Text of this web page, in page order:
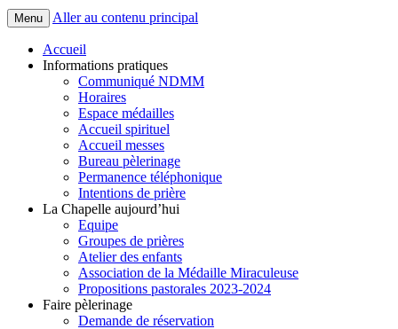
Menu Aller au contenu principal
Accueil
Informations pratiques
Communiqué NDMM
Horaires
Espace médailles
Accueil spirituel
Accueil messes
Bureau pèlerinage
Permanence téléphonique
Intentions de prière
La Chapelle aujourd’hui
Equipe
Groupes de prières
Atelier des enfants
Association de la Médaille Miraculeuse
Propositions pastorales 2023-2024
Faire pèlerinage
Demande de réservation